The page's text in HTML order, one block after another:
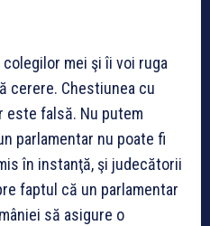
mei şi îi voi ruga
cerere. Chestiunea cu
este falsă. Nu putem
parlamentar nu poate fi
în instanţă, şi judecătorii
faptul că un parlamentar
să asigure o